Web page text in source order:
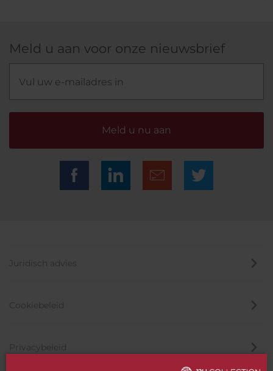
Meld u aan voor onze nieuwsbrief
Meld u nu aan
Juridisch advies
Cookiebeleid
Privacybeleid